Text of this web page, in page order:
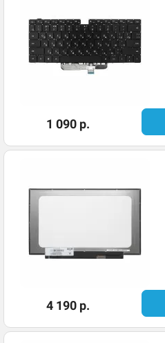
1 090 р.
4 190 р.